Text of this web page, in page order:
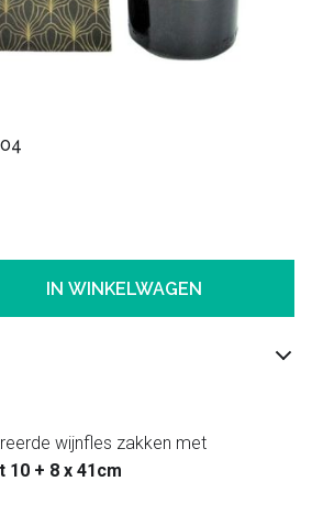
IN WINKELWAGEN
wijnfles zakken met
10 + 8 x 41cm